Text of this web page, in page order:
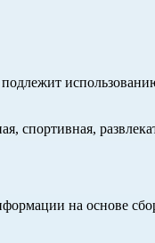
подлежит
на основе